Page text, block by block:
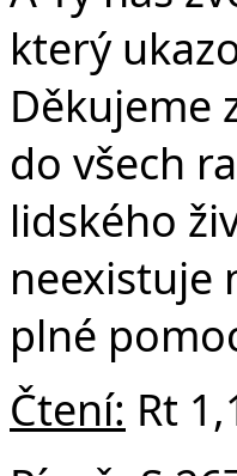
který
Děkujeme
do všech
lidského
neexistuje
plné
Čtení: Rt